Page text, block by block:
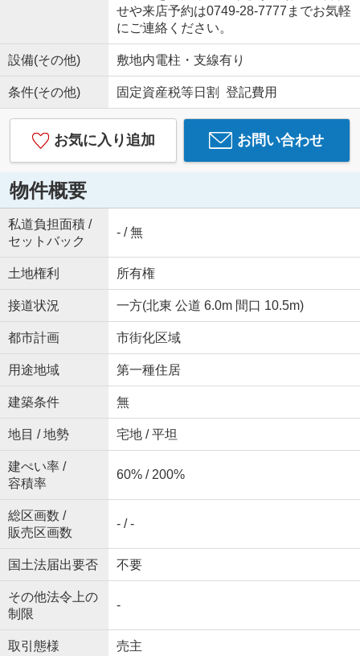
せや来店予約は0749-28-7777までお気軽
にご連絡ください。
設備(その他) 敷地内電柱・支線有り
条件(その他) 固定資産税等日割 登記費用
お気に入り追加 お問い合わせ
物件概要
私道負担面積 /
セットバック
- / 無
土地権利 所有権
接道状況 一方(北東 公道 6.0m 間口 10.5m)
都市計画 市街化区域
用途地域 第一種住居
建築条件 無
地目 / 地勢 宅地 / 平坦
建ぺい率 /
容積率
60% / 200%
総区画数 /
販売区画数
- / -
国土法届出要否 不要
その他法令上の
制限
-
取引態様 売主